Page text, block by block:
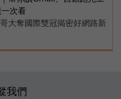
次看
大奪國際雙冠揭密好網路新
我們